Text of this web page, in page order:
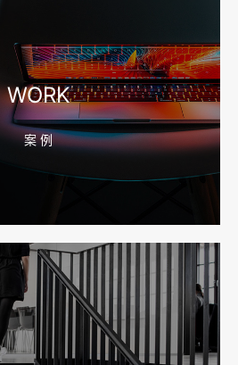
荐，移动端验收别放到最后
？合同、源码和后台要先写清
怎么选？先看产品询盘字段
WORK
案 例